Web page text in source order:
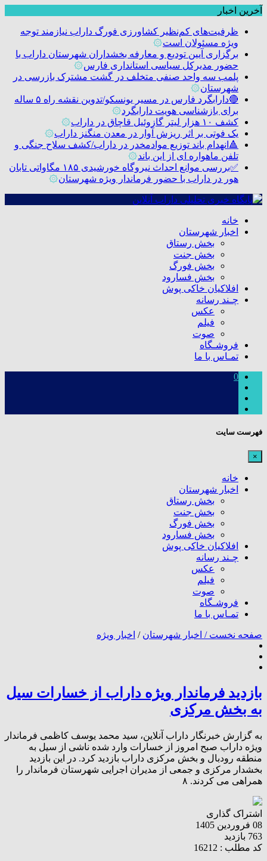
آخرین اخبار
ظرفیت‌های کم‌نظیر کشاورزی فورگ داراب نیازمند توجه
ویژه مسئولان است۞
برگزاری آیین تودیع و معارفه بخشداران شهرستان داراب با
حضور مدیرکل سیاسی استانداری فارس۞
پلمب سه واحد صنفی متخلف در گشت مشترک بازرسی در
شهرستان۞
🔴دارابگرد فارس در مسیر یونسکو/تدوین نقشه راه ۵ ساله
برای بازشناسی هویت دارابگرد۞
کشف ۱۰ هزار لیتر گازوئیل قاچاق در داراب
۞
یک فوتی بر اثر ریزش آوار در معدن منگنز داراب۞
🔺انهدام باند توزیع موادمخدر در داراب/کشف سلاح جنگی و
تلفن ماهواره ای از این باند۞
✅بررسی موانع احداث نیروگاه خورشیدی ۱۸۵ مگاواتی تابان
هور در داراب با حضور فرماندار ویژه شهرستان۞
خانه
اخبار شهرستان
بخش رستاق
بخش جنت
بخش فورگ
بخش فسارود
افلاکیان خاکی پوش
چـند رسانه
عکس
فیلم
صوت
فروشـگاه
تمـاس با ما
0
فهرست سایت
×
خانه
اخبار شهرستان
بخش رستاق
بخش جنت
بخش فورگ
بخش فسارود
افلاکیان خاکی پوش
چـند رسانه
عکس
فیلم
صوت
فروشـگاه
تمـاس با ما
صفحه نخست / اخبار شهرستان / اخبار ویژه
بازدید فرماندار ویژه داراب از خسارات سیل
به بخش مرکزی
به گزارش خبرنگار داراب آنلاین، سید محمد یوسف کاظمی فرماندار
ویژه داراب صبح امروز از خسارات وارد شده ناشی از سیل به
منطقه رودبال و بخش مرکزی داراب بازدید کرد. در این بازدید
بخشدار مرکزی و جمعی از مدیران اجرایی شهرستان فرماندار را
همراهی می کردند. ۸
اشتراک گذاری
08 فروردین 1405
763 بازدید
کد مطلب : 16212